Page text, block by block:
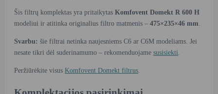
Šis filtrų komplektas yra pritaikytas Komfovent Domekt R 600 H
modeliui ir atitinka originalius filtro matmenis – 475×235×46 mm
Svarbu: šie filtrai netinka naujesniems C6 ar C6M modeliams. Jei
nesate tikri dėl suderinamumo – rekomenduojame susisiekti
Peržiūrėkite visus Komfovent Domekt filtrus